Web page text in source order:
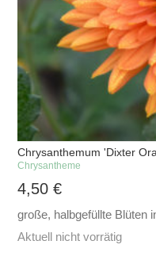
Chrysanthemum 'Dixter
Chrysantheme
4,50€
große, halbgefüllte Blüten
Aktuell nicht vorrätig